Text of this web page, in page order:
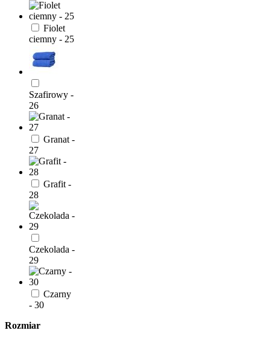
Fiolet
ciemny - 25
Szafirowy -
26
Granat -
27
Grafit -
28
Czekolada -
29
Czarny
- 30
Rozmiar